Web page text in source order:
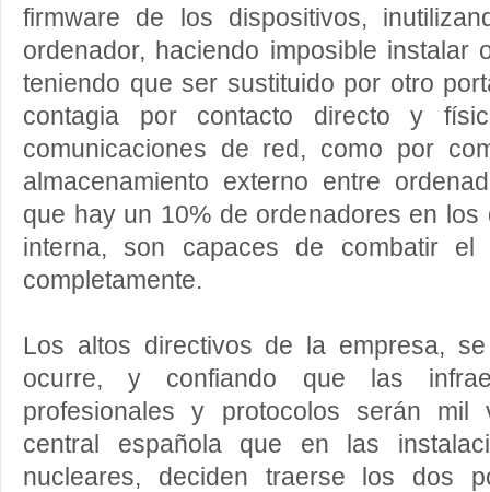
firmware de los dispositivos,
ordenador, haciendo imposible instalar
teniendo que ser sustituido por otro
contagia por contacto directo y
comunicaciones de red, como por
almacenamiento externo entre
que hay un 10% de ordenadores en los
interna, son capaces de combatir el
completamente.
Los altos directivos de la empresa,
ocurre, y confiando que las
profesionales y protocolos serán
central española que en las
nucleares, deciden traerse los dos